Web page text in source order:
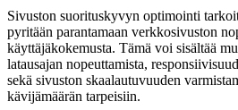
Sivuston suorituskyvyn optimointi
pyritään parantamaan verkkosivuston
käyttäjäkokemusta. Tämä voi sisältää
latausajan nopeuttamista,
sekä sivuston skaalautuvuuden
kävijämäärän tarpeisiin.